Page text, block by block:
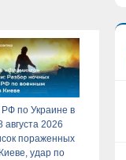
по Украине в
августа 2026
пораженных
удар по